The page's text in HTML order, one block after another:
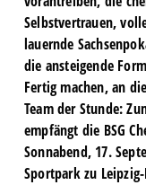
Selbstvertrauen,
lauernde
die ansteigende
Fertig machen, an
Team der Stunde:
empfängt die BSG
Sonnabend, 17.
Sportpark zu